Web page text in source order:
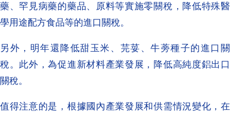
藥、罕見病藥的藥品、原料等實施零關稅，降低特殊醫
學用途配方食品等的進口關稅。
另外，明年還降低甜玉米、芫荽、牛蒡種子的進口關
稅。此外，為促進新材料產業發展，降低高純度鋁出口
關稅​​。
值得注意的是，根據國內產業發展和供需情況變化，在